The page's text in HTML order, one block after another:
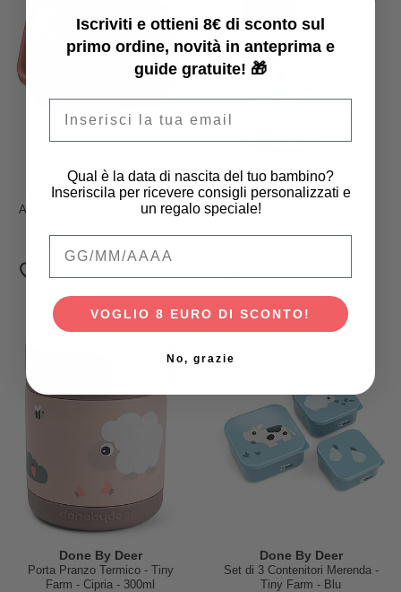
Satch
Portapranzo - Nordic Coral -
Acciao Inossidabile - 14 x 6,5 x
Done By Deer
Porta Pranzo Termico -
Playground - Verde - 300ml
Done By Deer
Porta Pranzo Termico - Tiny
Farm - Cipria - 300ml
Done By Deer
Set di 3 Contenitori Merenda -
Tiny Farm - Blu
Iscriviti e ottieni 8€ di sconto sul
primo ordine, novità in anteprima e
guide gratuite! 🎁
Qual è la data di nascita del tuo bambino?
Inseriscila per ricevere consigli personalizzati e
un regalo speciale!
VOGLIO 8 EURO DI SCONTO!
No, grazie